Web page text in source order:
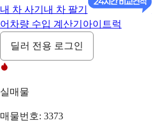
내 차 사기 내 차 팔기
어 차량 수입 계산기 아이트럭
딜러 전용 로그인
실매물
매물번호: 3373